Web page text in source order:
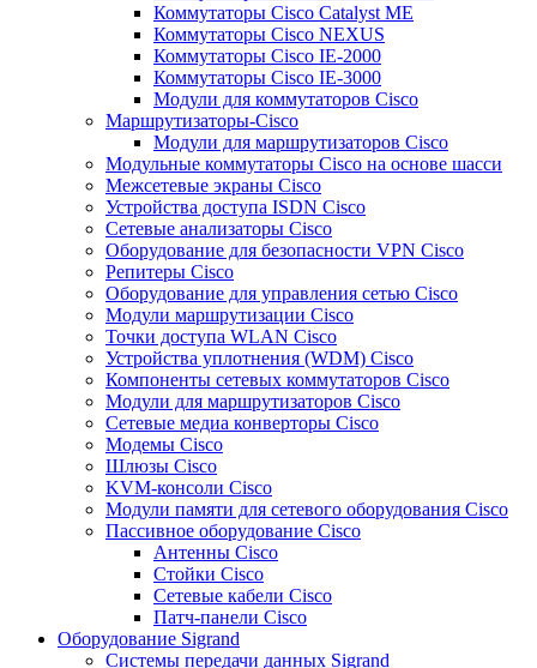
Коммутаторы Cisco Catalyst ME
Коммутаторы Cisco NEXUS
Коммутаторы Cisco IE-2000
Коммутаторы Cisco IE-3000
Модули для коммутаторов Cisco
Маршрутизаторы-Cisco
Модули для маршрутизаторов Cisco
Модульные коммутаторы Cisco на основе шасси
Межсетевые экраны Cisco
Устройства доступа ISDN Cisco
Сетевые анализаторы Cisco
Оборудование для безопасности VPN Cisco
Репитеры Cisco
Оборудование для управления сетью Cisco
Модули маршрутизации Cisco
Точки доступа WLAN Cisco
Устройства уплотнения (WDM) Cisco
Компоненты сетевых коммутаторов Cisco
Модули для маршрутизаторов Cisco
Сетевые медиа конверторы Cisco
Модемы Cisco
Шлюзы Cisco
KVM-консоли Cisco
Модули памяти для сетевого оборудования Cisco
Пассивное оборудование Cisco
Антенны Cisco
Стойки Cisco
Сетевые кабели Cisco
Патч-панели Cisco
Оборудование Sigrand
Системы передачи данных Sigrand